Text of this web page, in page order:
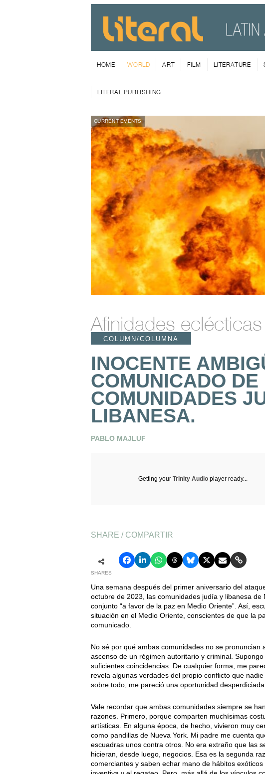
HOME WORLD ART FILM LITERATURE
LITERAL PUBLISHING
CURRENT EVENTS
Afinidades eclécticas
COLUMN/COLUMNA
INOCENTE
COMUNICADO DE
COMUNIDADES
LIBANESA.
PABLO MAJLUF
Getting your Trinity Audioplayer ready...
SHARE / COMPARTIR
SHARES
Una semana después del primer aniversario del
octubre de 2023, las comunidades judía y libanesa de
conjunto “a favor de la paz en Medio Oriente”. Así,
situación en el Medio Oriente, conscientes de que la
comunicado.
No sé por qué ambas comunidades no se
ascenso de un régimen autoritario y criminal.
suficientes coincidencias. De cualquier forma, me
revela algunas verdades del propio conflicto que
sobre todo, me pareció una oportunidad
Vale recordar que ambas comunidades siempre se
razones. Primero, porque comparten muchísimas
artísticas. En alguna época, de hecho, vivieron muy
como pandillas de Nueva York. Mi padre me cuenta
escuadras unos contra otros. No era extraño que las
hicieran, desde luego, negocios. Esa es la segunda
comerciantes y saben echar mano de hábitos